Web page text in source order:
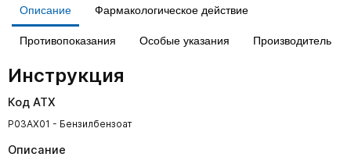
Описание Фармакологическое действие
Противопоказания Особые указания Производитель
Инструкция
Код АТХ
P03AX01 - Бензилбензоат
Описание